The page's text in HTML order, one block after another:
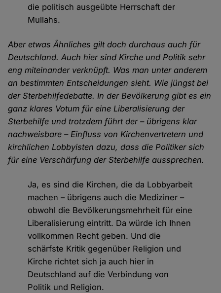
die politisch ausgeübte Herrschaft der
Mullahs.
Aber etwas Ähnliches gilt doch durchaus auch für
Deutschland. Auch hier sind Kirche und Politik sehr
eng miteinander verknüpft. Was man unter anderem
an bestimmten Entscheidungen sieht. Wie jüngst bei
der Sterbehilfedebatte. In der Bevölkerung gibt es ein
ganz klares Votum für eine Liberalisierung der
Sterbehilfe und trotzdem führt der – übrigens klar
nachweisbare – Einfluss von Kirchenvertretern und
kirchlichen Lobbyisten dazu, dass die Politiker sich
für eine Verschärfung der Sterbehilfe aussprechen.
Ja, es sind die Kirchen, die da Lobbyarbeit
machen – übrigens auch die Mediziner –
obwohl die Bevölkerungsmehrheit für eine
Liberalisierung eintritt. Da würde ich Ihnen
vollkommen Recht geben. Und die
schärfste Kritik gegenüber Religion und
Kirche richtet sich ja auch hier in
Deutschland auf die Verbindung von
Politik und Religion.